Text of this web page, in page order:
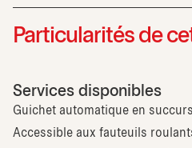
Particularités de
Services disponibles
Guichet automatique en
Accessible aux fauteuils